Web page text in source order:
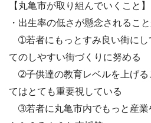
【丸亀市が取り組んでいくこと】
・出生率の低さが懸念されること
➀若者にもっとすみ良い街にし
てのしやすい街づくりに努める
➁子供達の教育レベルを上げる
てはとても重要視している
➂若者に丸亀市内でもっと産業